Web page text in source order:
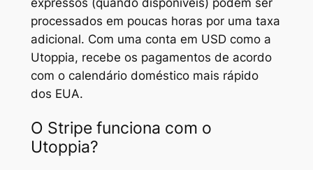
expressos (quando disponíveis) podem ser
processados em poucas horas por uma taxa
adicional. Com uma conta em USD como a
Utoppia, recebe os pagamentos de acordo
com o calendário doméstico mais rápido
dos EUA.
O Stripe funciona com o
Utoppia?